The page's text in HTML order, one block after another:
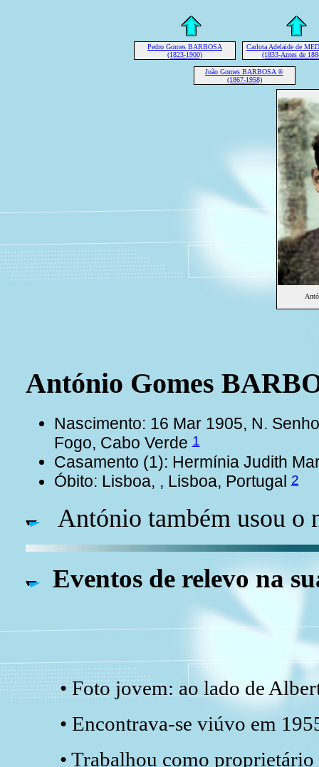
Pedro Gomes BARBOSA
(1823-1900)
Carlota Adelaide de
(1833-Antes de
João Gomes BARBOSA ®
(1867-1958)
António Gomes
Nascimento: 16 Mar 1905, N.
Fogo, Cabo Verde1
Casamento (1): Hermínia Judith
Óbito: Lisboa, , Lisboa, Portugal2
António também usou o
Eventos de relevo na
• Foto jovem: ao lado de
• Encontrava-se viúvo em
• Trabalhou como